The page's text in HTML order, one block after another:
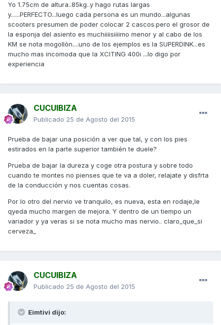
Yo 1.75cm de altura..85kg..y hago rutas largas
y......PERFECTO...luego cada persona es un mundo...algunas
scooters presumen de poder colocar 2 cascos.pero el grosor de
la esponja del asiento es muchiiiisiiiimo menor y al cabo de los
KM se nota mogollón....uno de los ejemplos es la SUPERDINK...es
mucho mas incomoda que la XCITING 400i ...lo digo por
experiencia
CUCUIBIZA
Publicado 25 de Agosto del 2015
Prueba de bajar una posición a ver que tal, y con los pies
estirados en la parte superior también te duele?
Prueba de bajar la dureza y coge otra postura y sobre todo
cuando te montes no pienses que te va a doler, relajate y disfrta
de la conducción y nos cuentas cosas.
Por lo otro del nervio ve tranquilo, es nueva, esta en rodaje,le
qyeda mucho margen de mejora. Y dentro de un tiempo un
variador y ya veras si se nota mucho mas nervio.. claro_que_si
cerveza_
CUCUIBIZA
Publicado 25 de Agosto del 2015
Eimtivi dijo: